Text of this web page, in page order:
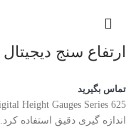
ارتفاع سنج دیجیتال سری
تماس بگیرید
اندازه گیری دقیق استفاده کرد.